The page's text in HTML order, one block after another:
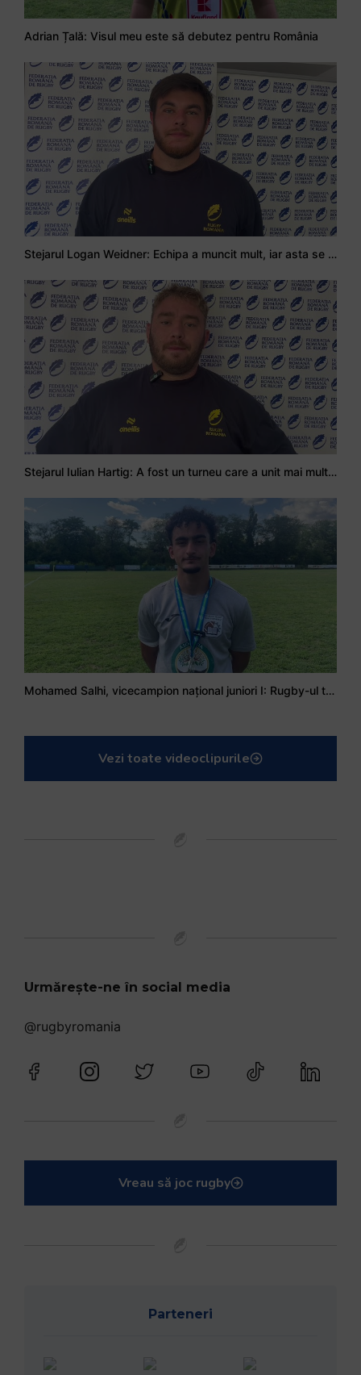
Adrian Țală: Visul meu este să debutez pentru România
Stejarul Logan Weidner: Echipa a muncit mult, iar asta se va vedea în meciurile de la Nations Cup
Stejarul Iulian Hartig: A fost un turneu care a unit mai mult echipa
Mohamed Salhi, vicecampion național juniori I: Rugby-ul te învață să accepți și înfrângerile
Vezi toate videoclipurile
Urmărește-ne în social media
@rugbyromania
Vreau să joc rugby
Parteneri